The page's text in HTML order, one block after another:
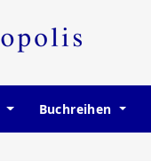
Buchreihen